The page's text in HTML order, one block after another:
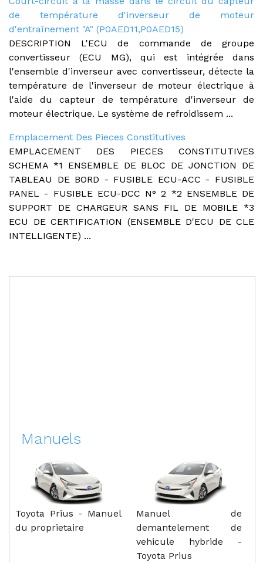
de température d'inverseur de moteur
d'entraînement "A" (P0AED11,P0AED15)
DESCRIPTION L'ECU de commande de groupe
convertisseur (ECU MG), qui est intégrée dans
l'ensemble d'inverseur avec convertisseur, détecte la
température de l'inverseur de moteur électrique à
l'aide du capteur de température d'inverseur de
moteur électrique. Le système de refroidissem ...
Emplacement Des Pieces Constitutives
EMPLACEMENT DES PIECES CONSTITUTIVES
SCHEMA *1 ENSEMBLE DE BLOC DE JONCTION DE
TABLEAU DE BORD - FUSIBLE ECU-ACC - FUSIBLE
PANEL - FUSIBLE ECU-DCC N° 2 *2 ENSEMBLE DE
SUPPORT DE CHARGEUR SANS FIL DE MOBILE *3
ECU DE CERTIFICATION (ENSEMBLE D'ECU DE CLE
INTELLIGENTE) ...
Manuels
Toyota Prius - Manuel
du proprietaire
Manuel de
demantelement de
vehicule hybride -
Toyota Prius